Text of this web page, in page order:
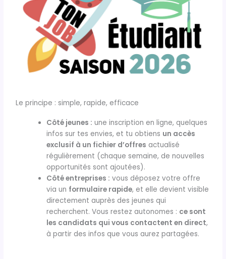
Le principe : simple, rapide, efficace
Côté jeunes : une inscription en ligne, quelques
infos sur tes envies, et tu obtiens un accès
exclusif à un fichier d’offres actualisé
régulièrement (chaque semaine, de nouvelles
opportunités sont ajoutées).
Côté entreprises : vous déposez votre offre
via un formulaire rapide, et elle devient visible
directement auprès des jeunes qui
recherchent. Vous restez autonomes : ce sont
les candidats qui vous contactent en direct,
à partir des infos que vous aurez partagées.